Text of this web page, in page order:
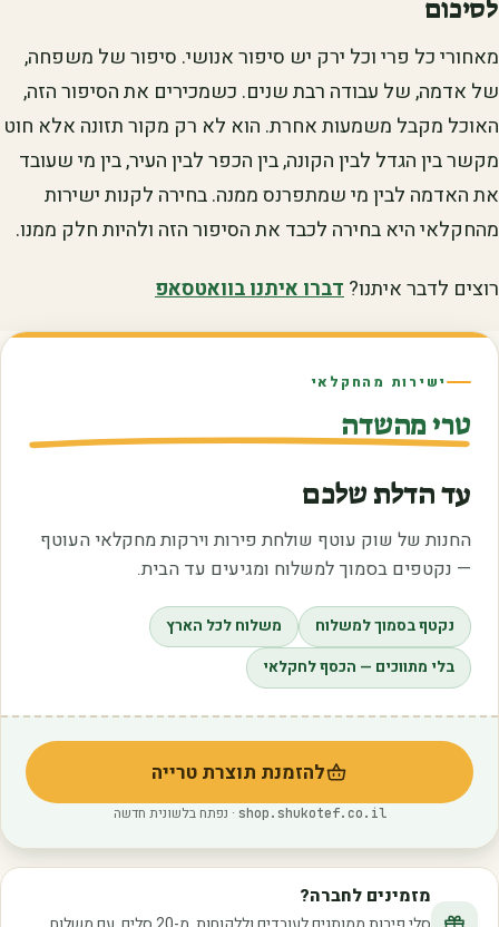
לסיכום
מאחורי כל פרי וכל ירק יש סיפור אנושי. סיפור של משפחה,
של אדמה, של עבודה רבת שנים. כשמכירים את הסיפור הזה,
האוכל מקבל משמעות אחרת. הוא לא רק מקור תזונה אלא חוט
מקשר בין הגדל לבין הקונה, בין הכפר לבין העיר, בין מי שעובד
את האדמה לבין מי שמתפרנס ממנה. בחירה לקנות ישירות
מהחקלאי היא בחירה לכבד את הסיפור הזה ולהיות חלק ממנו.
רוצים לדבר איתנו?דברו איתנו בוואטסאפ
ישירות מהחקלאי
טרי מהשדה
עד הדלת שלכם
החנות של שוק עוטף שולחת פירות וירקות מחקלאי העוטף
— נקטפים בסמוך למשלוח ומגיעים עד הבית.
נקטף בסמוך למשלוח
משלוח לכל הארץ
בלי מתווכים — הכסף לחקלאי
להזמנת תוצרת טרייה
(נפתח בלשונית חדשה)
shop.shukotef.co.il · נפתח בלשונית חדשה
מזמינים לחברה?